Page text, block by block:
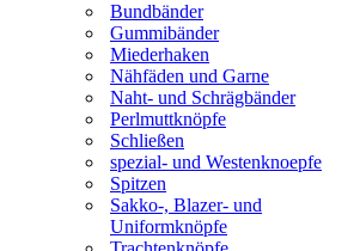
Bundbänder
Gummibänder
Miederhaken
Nähfäden und Garne
Naht- und Schrägbänder
Perlmuttknöpfe
Schließen
spezial- und Westenknoepfe
Spitzen
Sakko-, Blazer- und
Uniformknöpfe